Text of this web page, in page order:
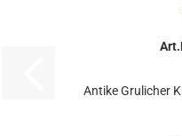
Antike Grulicher